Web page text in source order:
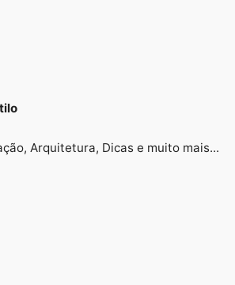
Arquitetura, Dicas e muito mais...